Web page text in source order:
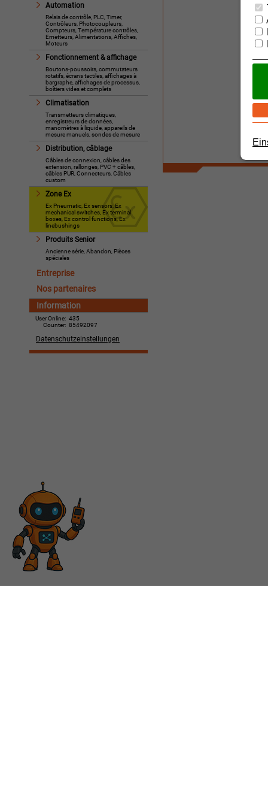
Automation
Relais de contrôle, PLC, Timer,
Contrôleurs, Photocoupleurs,
Compteurs, Température contrôles,
Emetteurs, Alimentations, Affiches,
Moteurs
Fonctionnement & affichage
Boutons-poussoirs, commutateurs
rotatifs, écrans tactiles, affichages à
bargraphe, affichages de processus,
boîtiers vides et complets
Climatisation
Transmetteurs climatiques,
enregistreurs de données,
manomètres à liquide, appareils de
mesure manuels, sondes de mesure
Distribution, câblage
Câbles de connexion, câbles des
extension, rallonges, PVC + câbles,
câbles PUR, Connecteurs, Câbles
custom
Zone Ex
Ex Pneumatic, Ex sensors, Ex
mechanical switches, Ex terminal
boxes, Ex control functions, Ex
linebushings
Produits Senior
Ancienne série, Abandon, Pièces
spéciales
Entreprise
Nos partenaires
Information
User Online: 435
Counter: 85492097
Datenschutzeinstellungen